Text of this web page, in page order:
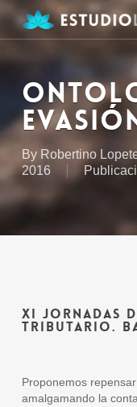
main
By Robertino
2016
XI JORNADAS
TRIBUTARIO.
Proponemos
amalgamando la